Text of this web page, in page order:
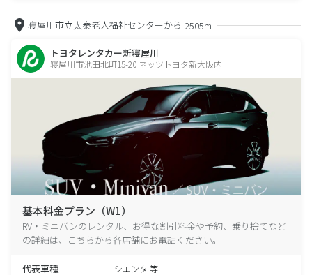
寝屋川市立太秦老人福祉センターから 2505m
トヨタレンタカー新寝屋川
寝屋川市池田北町15-20 ネッツトヨタ新大阪内
基本料金プラン（W1）
RV・ミニバンのレンタル、お得な割引料金や予約、乗り捨てなど
の詳細は、こちらから各店舗にお電話ください。
代表車種 シエンタ 等